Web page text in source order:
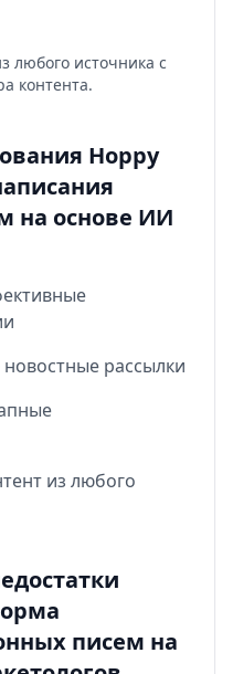
любого источника с
контента.
Hoppy
на основе ИИ
рассылки
из любого
писем на